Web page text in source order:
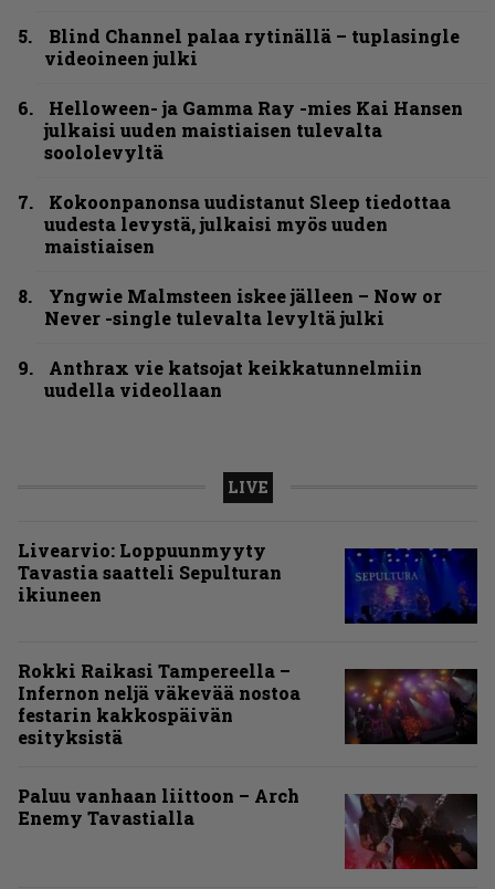
Blind Channel palaa rytinällä – tuplasingle
videoineen julki
Helloween- ja Gamma Ray -mies Kai Hansen
julkaisi uuden maistiaisen tulevalta
soololevyltä
Kokoonpanonsa uudistanut Sleep tiedottaa
uudesta levystä, julkaisi myös uuden
maistiaisen
Yngwie Malmsteen iskee jälleen – Now or
Never -single tulevalta levyltä julki
Anthrax vie katsojat keikkatunnelmiin
uudella videollaan
LIVE
Livearvio: Loppuunmyyty
Tavastia saatteli Sepulturan
ikiuneen
Rokki Raikasi Tampereella –
Infernon neljä väkevää nostoa
festarin kakkospäivän
esityksistä
Paluu vanhaan liittoon – Arch
Enemy Tavastialla